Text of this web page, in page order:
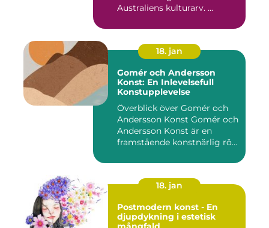
Australiens kulturarv. ...
18. jan
Gomér och Andersson
Konst: En Inlevelsefull
Konstupplevelse
Överblick över Gomér och
Andersson Konst Gomér och
Andersson Konst är en
framstående konstnärlig rö...
18. jan
Postmodern konst - En
djupdykning i estetisk